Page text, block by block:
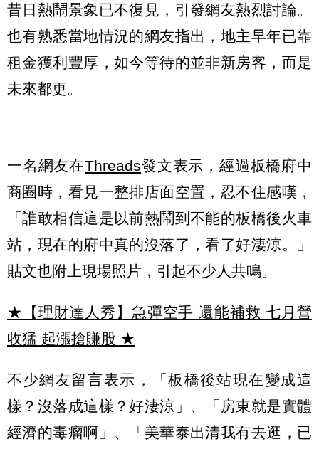
昔日熱鬧景象已不復見，引發網友熱烈討論。
也有熟悉當地情況的網友指出，地主早年已靠
租金獲利豐厚，如今等待的並非新房客，而是
未來都更。
一名網友在Threads發文表示，經過板橋府中
商圈時，看見一整排店面空置，忍不住感嘆，
「誰敢相信這是以前熱鬧到不能的板橋後火車
站，現在的府中真的沒落了，看了好淒涼。」
貼文也附上現場照片，引起不少人共鳴。
★【理財達人秀】急彈空手 還能補救 七月營
收猛 起漲搶賺股 ★
不少網友留言表示，「板橋後站現在變成這
樣？沒落成這樣？好淒涼」、「房東就是實體
經濟的毒瘤啊」、「美華泰出清我有去逛，已